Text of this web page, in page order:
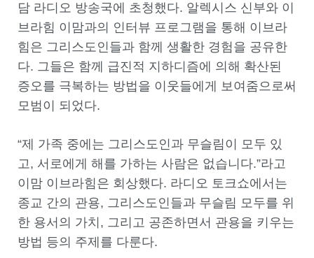
담 라디오 방송국에 초청했다. 알렉시스 신부와 이
브라힘 이맘과의 인터뷰 프로그램을 통해 이브라
힘은 그리스도인들과 함께 생활한 경험을 공유한
다. 그들은 함께 급진적 지하디즘에 의해 확산된
증오를 극복하는 방법을 이웃들에게 보여줌으로써
모범이 되었다.
“제 가족 중에는 그리스도인과 무슬림이 모두 있
고, 서로에게 해를 가하는 사람은 없습니다.”라고
이맘 이브라힘은 회상했다. 라디오 토크쇼에서는
종교 간의 관용, 그리스도인들과 무슬림 모두를 위
한 용서의 가치, 그리고 공존하면서 관용을 키우는
방법 등의 주제를 다룬다.